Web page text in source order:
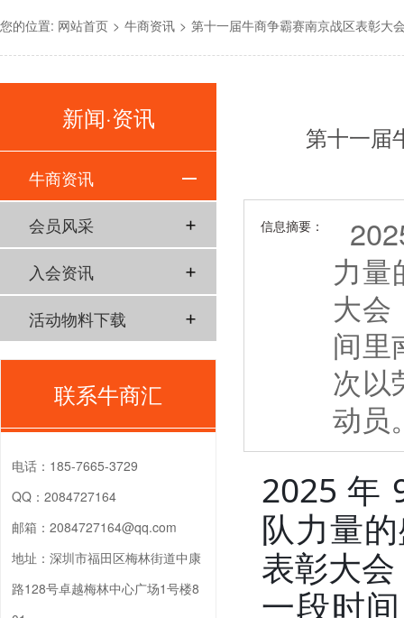
您的位置: 网站首页 > 牛商资讯 > 第十一届牛商争霸赛南京战区表彰大
第十一届
信息摘要：
力
大会
间里
次以
动员
2025 年
队力量
表彰大
一段时
新闻·资讯
牛商资讯
会员风采
入会资讯
活动物料下载
联系牛商汇
电话： 185-7665-3729
QQ： 2084727164
邮箱： 2084727164@qq.com
地址： 深圳市福田区梅林街道中康
路128号卓越梅林中心广场1号楼8